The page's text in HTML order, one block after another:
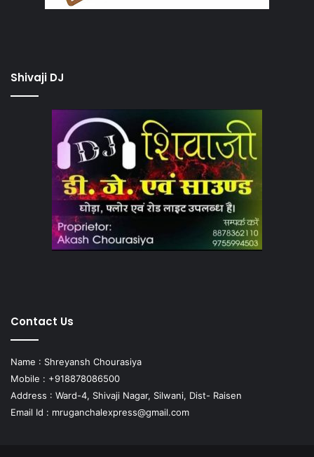
Shivaji DJ
Contact Us
Name : Shreyansh Chourasiya
Mobile : +918878086500
Address : Ward-4, Shivaji Nagar, Silwani, Dist- Raisen
Email Id : mruganchalexpress@gmail.com